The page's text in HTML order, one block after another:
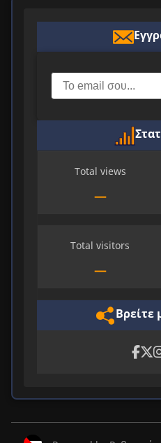
Total views
—
Total visitors
—
Βρείτε